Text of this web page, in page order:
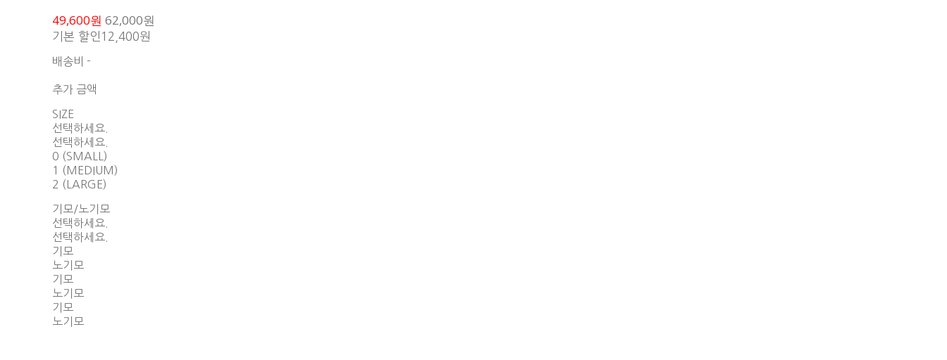
49,600원62,000원
기본 할인 12,400원
배송비 -
추가 금액
SIZE
선택하세요.
선택하세요.
0 (SMALL)
1 (MEDIUM)
2 (LARGE)
기모/노기모
선택하세요.
선택하세요.
기모
노기모
기모
노기모
기모
노기모